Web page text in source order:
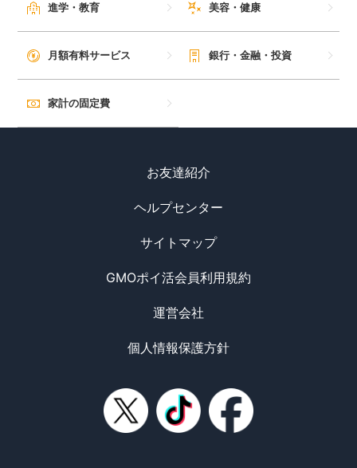
進学・教育 美容・健康
月額有料サービス 銀行・金融・投資
家計の固定費
お友達紹介
ヘルプセンター
サイトマップ
GMOポイ活会員利用規約
運営会社
個人情報保護方針